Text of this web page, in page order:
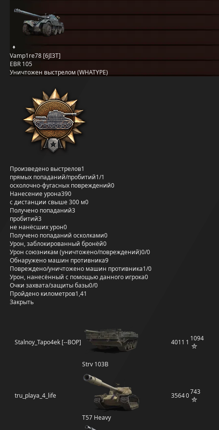
Vamp1re78 [6JI3T]
EBR 105
Уничтожен выстрелом (WHATYPE)
Произведено выстрелов1
прямых попаданий/пробитий1/1
осколочно-фугасных повреждений0
Нанесение урона390
с дистанции свыше 300 м0
Получено попаданий3
пробитий3
не нанёсших урон0
Получено попаданий осколками0
Урон, заблокированный бронёй0
Урон союзникам (уничтожено/повреждений)0/0
Обнаружено машин противника9
Повреждено/уничтожено машин противника1/0
Урон, нанесённый с помощью данного игрока0
Очки захвата/защиты базы0/0
Пройдено километров1,41
Закрыть
Stalnoy_Tapo4ek [--BOP]
Strv 103B
4011 1 1094
tru_playa_4_life
T57 Heavy
35640743